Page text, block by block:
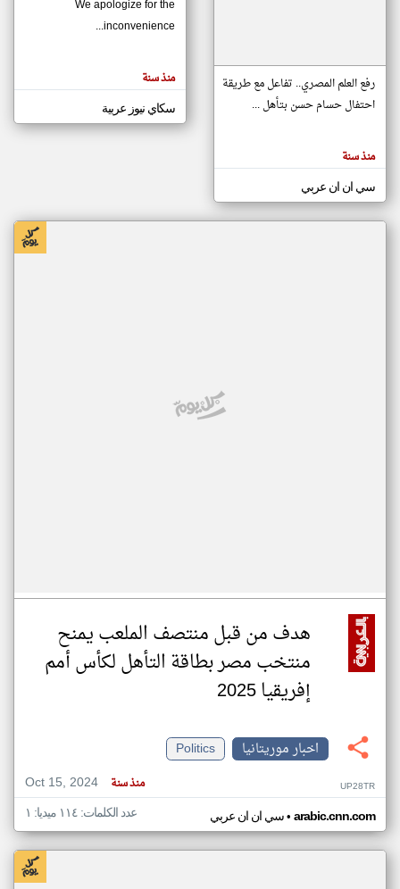
مصادر الأخبار من موريتانيا
اخبار موريتانيا على مدار الساعة
أهم اخبار موريتانيا العاجلة والمباشرة
المقالات
الموجوده
هنا عن
رفع العلم المصري.. تفاعل مع طريقة
احتفال حسام حسن بتأهل ...
منذ سنة
سي ان ان عربي
We apologize for the
inconvenience...
منذ سنة
سكاي نيوز عربية
هدف من قبل منتصف الملعب يمنح
منتخب مصر بطاقة التأهل لكأس أمم
إفريقيا 2025
اخبار موريتانيا
Politics
Oct 15, 2024
منذ سنة UP28TR
سي ان ان عربي• arabic.cnn.com عدد الكلمات: ١١٤ ميديا: ١
klyoum.com